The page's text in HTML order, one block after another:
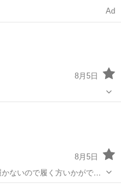
Ad
8月5日
8月5日